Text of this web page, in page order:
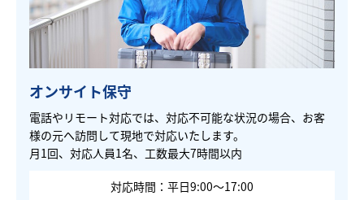
オンサイト保守
電話やリモート対応では、対応不可能な状況の場合、お客
様の元へ訪問して現地で対応いたします。
月1回、対応人員1名、工数最大7時間以内
対応時間：平日9:00～17:00